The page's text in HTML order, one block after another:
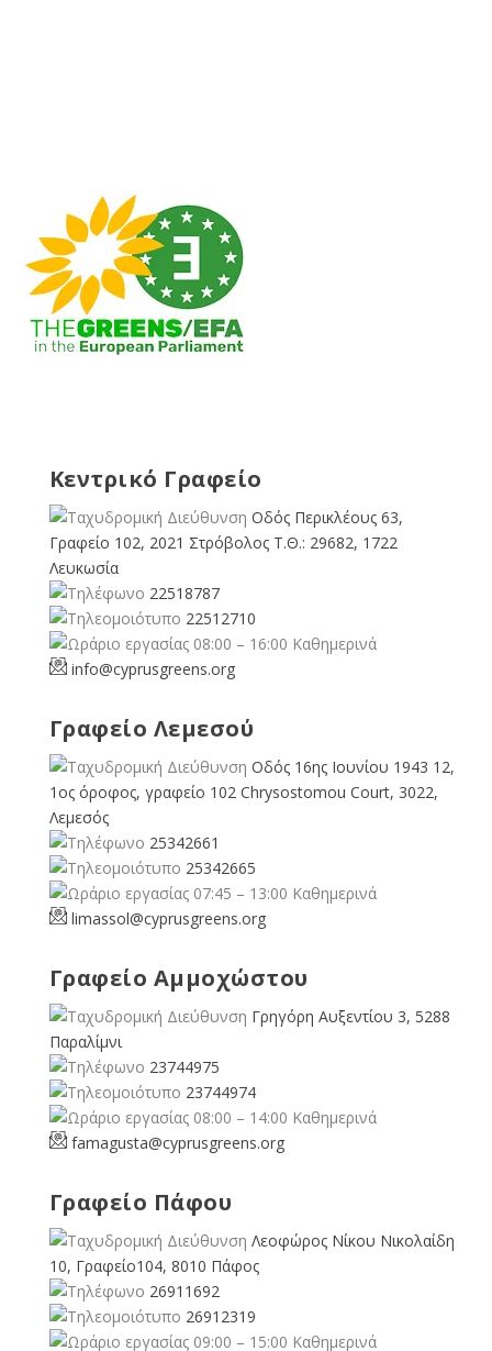
Κεντρικό Γραφείο
Οδός Περικλέους 63,
Γραφείο 102, 2021 Στρόβολος Τ.Θ.: 29682, 1722
Λευκωσία
22518787
22512710
08:00 – 16:00 Καθημερινά
info@cyprusgreens.org
Γραφείο Λεμεσού
Οδός 16ης Ιουνίου 1943 12,
1ος όροφος, γραφείο 102 Chrysostomou Court, 3022,
Λεμεσός
25342661
25342665
07:45 – 13:00 Καθημερινά
limassol@cyprusgreens.org
Γραφείο Αμμοχώστου
Γρηγόρη Αυξεντίου 3, 5288
Παραλίμνι
23744975
23744974
08:00 – 14:00 Καθημερινά
famagusta@cyprusgreens.org
Γραφείο Πάφου
Λεοφώρος Νίκου Νικολαίδη
10, Γραφείο104, 8010 Πάφος
26911692
26912319
09:00 – 15:00 Καθημερινά